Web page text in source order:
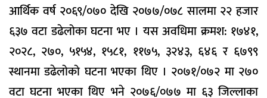
आर्थिक वर्ष २०६९/०७० देखि २०७७/०७८ सालमा २२ हजार
६३७ वटा डढेलोका घटना भए । यस अवधिमा क्रमश: १७४१,
२०२८, २७०, ५१५४, १५८१, ११७५, ३२४३, ६४६ र ६७९९
स्थानमा डढेलोको घटना भएका थिए । २०७१/०७२ मा २७०
वटा घटना भएका थिए भने २०७६/०७७ मा ६३ जिल्लाका